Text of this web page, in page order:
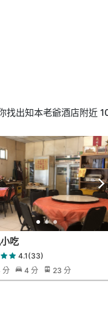
找出知本老爺酒店附近
吃
4.1(33)
分
4 分 23 分